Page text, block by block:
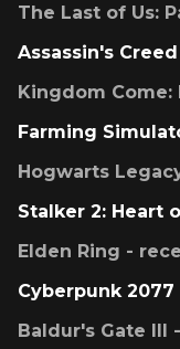
The Last of Us:
Assassin's
Kingdom Come:
Farming
Hogwarts
Stalker 2: Heart
Elden Ring -
Cyberpunk
Baldur's Gate III